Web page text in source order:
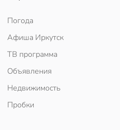
Погода
Афиша Иркутск
ТВ программа
Объявления
Недвижимость
Пробки